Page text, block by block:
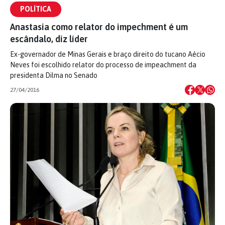
POLÍTICA
Anastasia como relator do impechment é um
escândalo, diz líder
Ex-governador de Minas Gerais e braço direito do tucano Aécio
Neves foi escolhido relator do processo de impeachment da
presidenta Dilma no Senado
27/04/2016